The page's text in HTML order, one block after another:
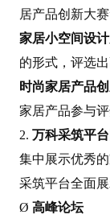
居产品创新大赛
家居小空间设计
的形式，评选
时尚家居产品
家居产品参与
2. 万科采筑平
集中展示优秀
采筑平台全面
Ø 高峰论坛